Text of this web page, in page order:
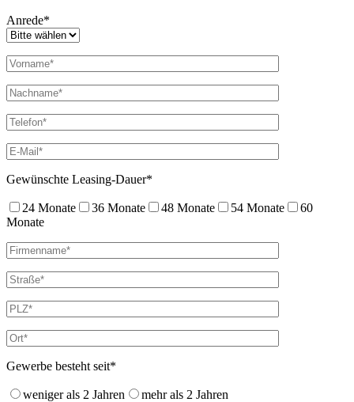
Anrede*
Gewünschte Leasing-Dauer*
24 Monate 36 Monate 48 Monate 54 Monate
60
Monate
Gewerbe besteht seit*
weniger als 2 Jahren mehr als 2 Jahren